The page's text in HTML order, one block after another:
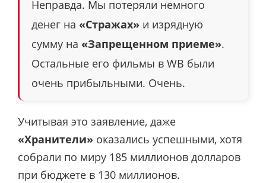
Неправда. Мы потеряли немного
денег на «Стражах» и изрядную
сумму на «Запрещенном приеме».
Остальные его фильмы в WB были
очень прибыльными. Очень.
Учитывая это заявление, даже
«Хранители» оказались успешными, хотя
собрали по миру 185 миллионов долларов
при бюджете в 130 миллионов.